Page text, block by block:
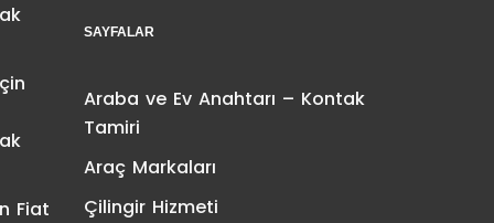
Fiat
SAYFALAR
Araba ve Ev Anahtarı – Kontak
Tamiri
Araç Markaları
Çilingir Hizmeti